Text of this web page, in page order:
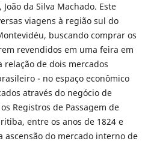
da Silva Machado. Este
viagens à região sul do
buscando comprar os
revendidos em uma feira em
relação de dois mercados
- no espaço econômico
através do negócio de
Registros de Passagem de
entre os anos de 1824 e
ascensão do mercado interno de